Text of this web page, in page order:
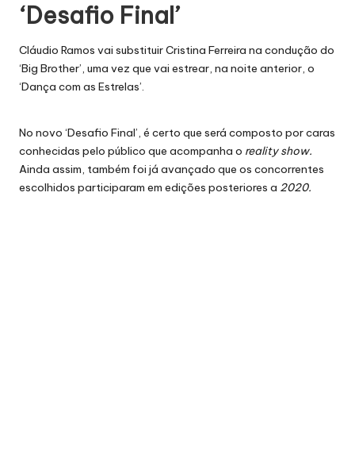
‘Desafio Final’
Cláudio Ramos vai substituir Cristina Ferreira na condução do
‘Big Brother’, uma vez que vai estrear, na noite anterior, o
‘Dança com as Estrelas’.
No novo ‘Desafio Final’, é certo que será composto por caras
conhecidas pelo público que acompanha o reality show.
Ainda assim, também foi já avançado que os concorrentes
escolhidos participaram em edições posteriores a 2020.